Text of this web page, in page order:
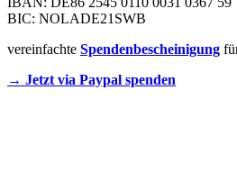
BIC: NOLADE21SWB
vereinfachte Spendenbescheinigung
→ Jetzt via Paypal spenden